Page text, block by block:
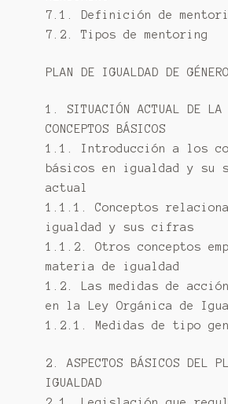
7.1. Definición de
7.2. Tipos de mentoring
PLAN DE IGUALDAD DE GÉNERO
1. SITUACIÓN ACTUAL DE LA
CONCEPTOS BÁSICOS
1.1. Introducción a los
básicos en igualdad y su
actual
1.1.1. Conceptos
igualdad y sus cifras
1.1.2. Otros conceptos
materia de igualdad
1.2. Las medidas de
en la Ley Orgánica de
1.2.1. Medidas de tipo
2. ASPECTOS BÁSICOS DEL
IGUALDAD